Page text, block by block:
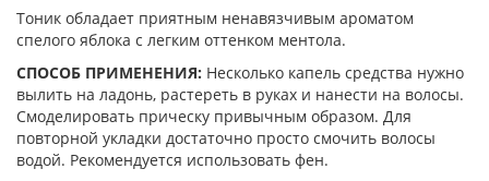
Тоник обладает приятным ненавязчивым ароматом
спелого яблока с легким оттенком ментола.
СПОСОБ ПРИМЕНЕНИЯ: Несколько капель средства нужно
вылить на ладонь, растереть в руках и нанести на волосы.
Смоделировать прическу привычным образом. Для
повторной укладки достаточно просто смочить волосы
водой. Рекомендуется использовать фен.